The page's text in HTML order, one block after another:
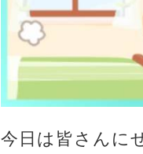
今日は皆さんに